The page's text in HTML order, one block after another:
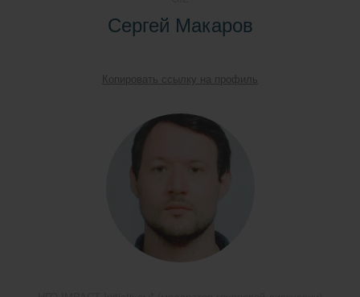
Сергей Макаров
Копировать ссылку на профиль